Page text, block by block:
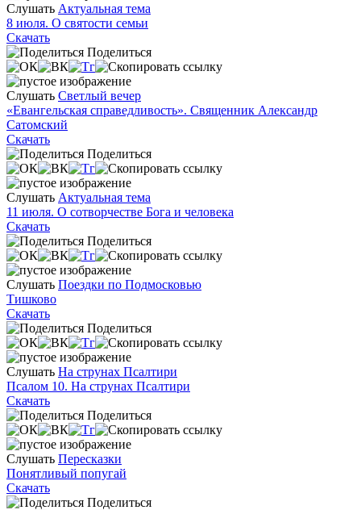
Слушать Актуальная тема
8 июля. О святости семьи
Скачать
Поделиться
Слушать Светлый вечер
«Евангельская справедливость». Священник Александр
Сатомский
Скачать
Поделиться
Слушать Актуальная тема
11 июля. О сотворчестве Бога и человека
Скачать
Поделиться
Слушать Поездки по Подмосковью
Тишково
Скачать
Поделиться
Слушать На струнах Псалтири
Псалом 10. На струнах Псалтири
Скачать
Поделиться
Слушать Пересказки
Понятливый попугай
Скачать
Поделиться